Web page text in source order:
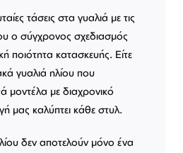
τάσεις στα γυαλιά με τις
ο σύγχρονος σχεδιασμός
ποιότητα κατασκευής. Είτε
γυαλιά ηλίου που
μοντέλα με διαχρονικό
μας καλύπτει κάθε στυλ.
δεν αποτελούν μόνο ένα